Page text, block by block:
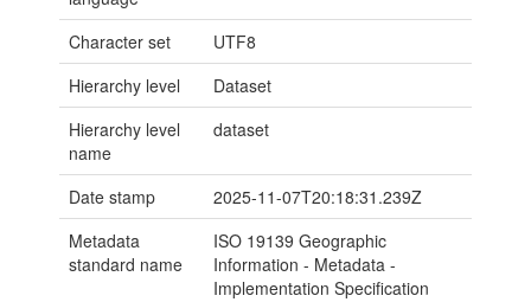
Character set
UTF8
Hierarchy level
Dataset
Hierarchy level
name
dataset
Date stamp
2025-11-07T20:18:31.239Z
Metadata
standard name
ISO 19139 Geographic
Information - Metadata -
Implementation Specification